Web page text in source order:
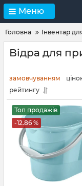
Меню
Головна Інвентар
Відра для
замовчуванням
рейтингу
Топ продажів
-12.86 %